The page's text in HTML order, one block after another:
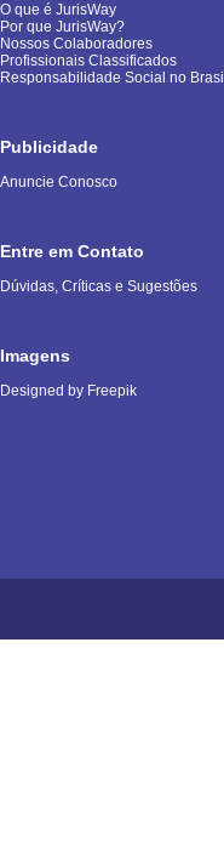
O que é JurisWay
Por que JurisWay?
Nossos Colaboradores
Profissionais Classificados
Responsabilidade Social no Brasil
Publicidade
Anuncie Conosco
Entre em Contato
Dúvidas, Críticas e Sugestões
Imagens
Designed by Freepik